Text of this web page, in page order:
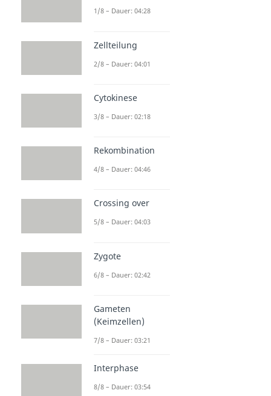
1/8 – Dauer: 04:28
Zellteilung
2/8 – Dauer: 04:01
Cytokinese
3/8 – Dauer: 02:18
Rekombination
4/8 – Dauer: 04:46
Crossing over
5/8 – Dauer: 04:03
Zygote
6/8 – Dauer: 02:42
Gameten
(Keimzellen)
7/8 – Dauer: 03:21
Interphase
8/8 – Dauer: 03:54